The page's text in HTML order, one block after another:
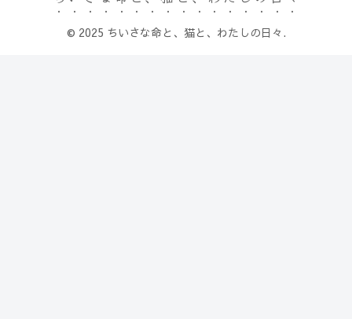
© 2025 ちいさな命と、猫と、わたしの日々.